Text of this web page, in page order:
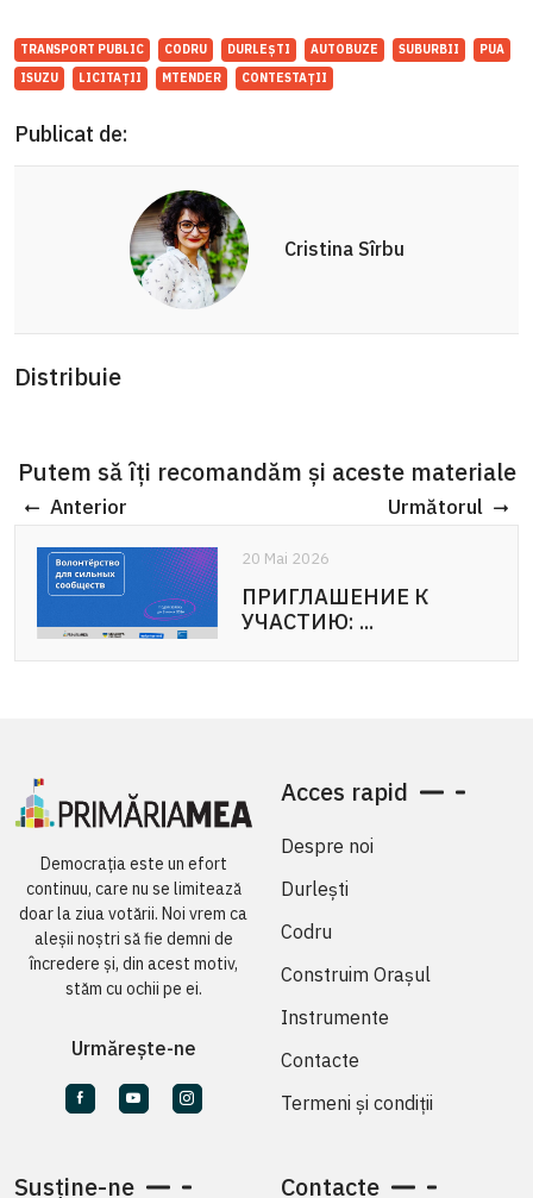
TRANSPORT PUBLIC CODRU DURLEȘTI AUTOBUZE SUBURBII
PUA
ISUZU
LICITAȚII MTENDER CONTESTAȚII
Publicat de:
Cristina Sîrbu
Distribuie
Putem să îți recomandăm și aceste materiale
Anterior Următorul
20 Mai 2026
ПРИГЛАШЕНИЕ К
УЧАСТИЮ: ...
20 Mai 2026
APEL DE PARTICIPARE:
Voluntariat pentru ...
Democrația este un efort
continuu, care nu se limitează
doar la ziua votării. Noi vrem ca
aleșii noștri să fie demni de
încredere și, din acest motiv,
stăm cu ochii pe ei.
Urmărește-ne
Acces rapid
Despre noi
Durlești
Codru
Construim Orașul
Instrumente
Contacte
Termeni și condiții
Susține-ne Contacte